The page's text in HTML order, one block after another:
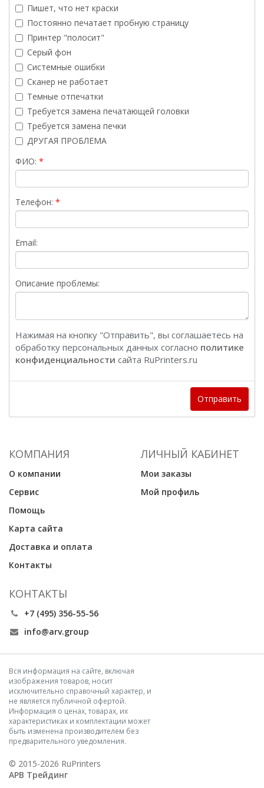
Пишет, что нет краски
Постоянно печатает пробную страницу
Принтер "полосит"
Серый фон
Системные ошибки
Сканер не работает
Темные отпечатки
Требуется замена печатающей головки
Требуется замена печки
ДРУГАЯ ПРОБЛЕМА
ФИО:
Телефон:
Email:
Описание проблемы:
Нажимая на кнопку "Отправить", вы соглашаетесь на
обработку персональных данных согласно политике
конфиденциальности сайта RuPrinters.ru
Отправить
КОМПАНИЯ
О компании
Сервис
Помощь
Карта сайта
Доставка и оплата
Контакты
ЛИЧНЫЙ КАБИНЕТ
Мои заказы
Мой профиль
КОНТАКТЫ
+7 (495) 356-55-56
info@arv.group
Вся информация на сайте, включая
изображения товаров, носит
исключительно справочный характер, и
не является публичной офертой.
Информация о ценах, товарах, их
характеристиках и комплектации может
быть изменена производителем без
предварительного уведомления.
© 2015-2026 RuPrinters
АРВ Трейдинг